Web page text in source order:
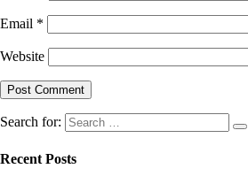
Email *
Website
Search for:
Recent Posts